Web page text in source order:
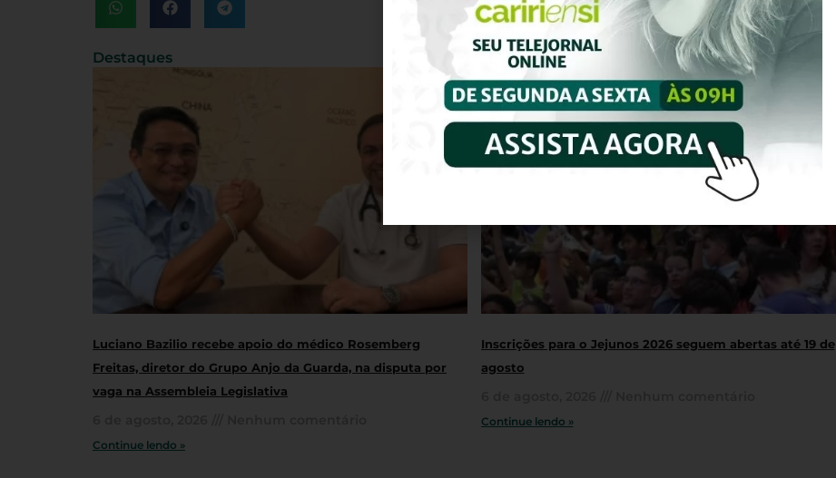
Destaques
Luciano Bazilio recebe apoio do médico Rosemberg
Freitas, diretor do Grupo Anjo da Guarda, na disputa por
vaga na Assembleia Legislativa
Continue lendo »
Inscrições para o Jejunos 2026 seguem abertas até 19 de
agosto
Continue lendo »